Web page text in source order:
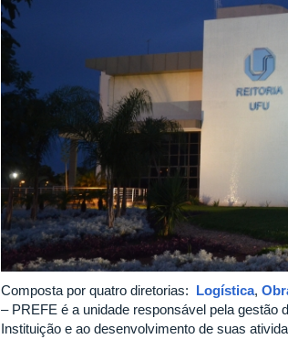
Composta por quatro diretorias: Logística,
– PREFE é a unidade responsável pela
Instituição e ao desenvolvimento de suas